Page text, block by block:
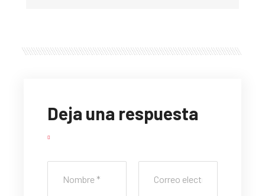
Deja una respuesta